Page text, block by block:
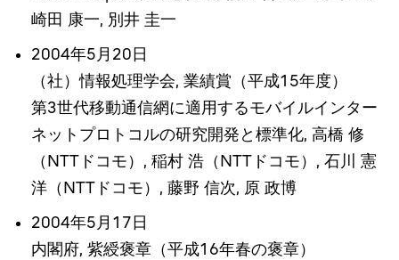
崎田 康一, 別井 圭一
2004年5月20日
（社）情報処理学会, 業績賞（平成15年度）
第3世代移動通信網に適用するモバイルインター
ネットプロトコルの研究開発と標準化, 高橋 修
（NTTドコモ）, 稲村 浩（NTTドコモ）, 石川 憲
洋（NTTドコモ）, 藤野 信次, 原 政博
2004年5月17日
内閣府, 紫綬褒章（平成16年春の褒章）